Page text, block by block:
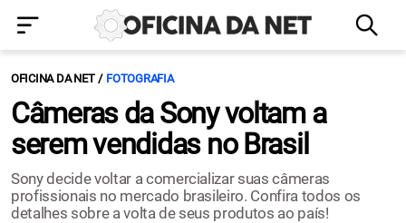
OFICINA DA NET FOTOGRAFIA
Câmeras da Sony voltam a
serem vendidas no Brasil
Sony decide voltar a comercializar suas câmeras
profissionais no mercado brasileiro. Confira todos os
detalhes sobre a volta de seus produtos ao país!